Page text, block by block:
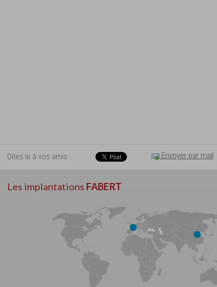
Dites le à vos amis : Envoyer par mail
Les implantations FABERT